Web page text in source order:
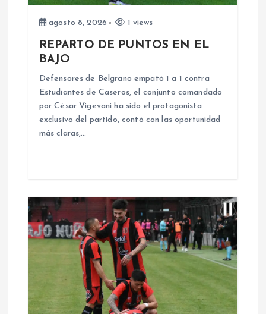
d
d
a
agosto 8, 2026 1 views
REPARTO DE PUNTOS EN EL
BAJO
Defensores de Belgrano empató 1 a 1 contra
Estudiantes de Caseros, el conjunto comandado
por César Vigevani ha sido el protagonista
exclusivo del partido, contó con las oportunidad
más claras,…